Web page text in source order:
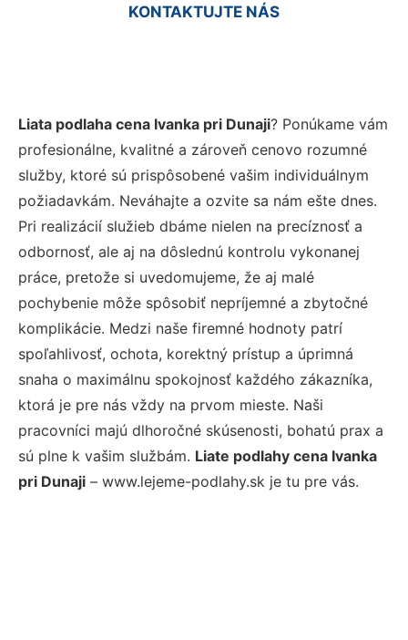
KONTAKTUJTE NÁS
Liata podlaha cena Ivanka pri Dunaji? Ponúkame vám
profesionálne, kvalitné a zároveň cenovo rozumné
služby, ktoré sú prispôsobené vašim individuálnym
požiadavkám. Neváhajte a ozvite sa nám ešte dnes.
Pri realizácií služieb dbáme nielen na precíznosť a
odbornosť, ale aj na dôslednú kontrolu vykonanej
práce, pretože si uvedomujeme, že aj malé
pochybenie môže spôsobiť nepríjemné a zbytočné
komplikácie. Medzi naše firemné hodnoty patrí
spoľahlivosť, ochota, korektný prístup a úprimná
snaha o maximálnu spokojnosť každého zákazníka,
ktorá je pre nás vždy na prvom mieste. Naši
pracovníci majú dlhoročné skúsenosti, bohatú prax a
sú plne k vašim službám. Liate podlahy cena Ivanka
pri Dunaji – www.lejeme-podlahy.sk je tu pre vás.